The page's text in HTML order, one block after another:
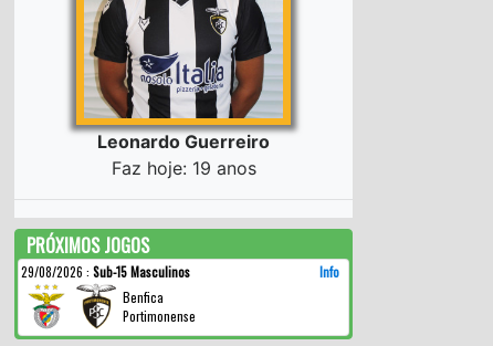
Leonardo Guerreiro
Faz hoje: 19 anos
PRÓXIMOS JOGOS
29/08/2026 : Sub-15 Masculinos
Info
Benfica
Portimonense